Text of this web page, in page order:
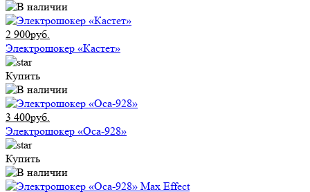
2 900руб.
Электрошокер «Кастет»
Купить
3 400руб.
Электрошокер «Оса-928»
Купить